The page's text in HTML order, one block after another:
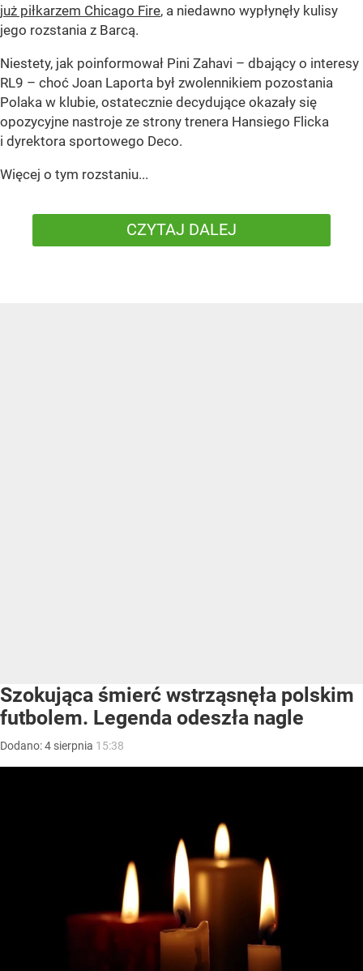
już piłkarzem Chicago Fire, a niedawno wypłynęły kulisy
jego rozstania z Barcą.
Niestety, jak poinformował Pini Zahavi – dbający o interesy
RL9 – choć Joan Laporta był zwolennikiem pozostania
Polaka w klubie, ostatecznie decydujące okazały się
opozycyjne nastroje ze strony trenera Hansiego Flicka
i dyrektora sportowego Deco.
Więcej o tym rozstaniu...
CZYTAJ DALEJ
Szokująca śmierć wstrząsnęła polskim
futbolem. Legenda odeszła nagle
Dodano:4 sierpnia 15:38